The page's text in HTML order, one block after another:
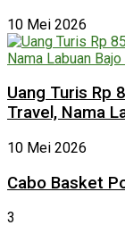
10 Mei 2026
Uang Turis Rp
Travel, Nama
10 Mei 2026
Cabo Basket
3